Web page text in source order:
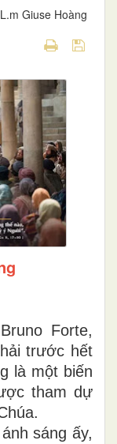
L.m Giuse Hoàng
Forte,
trước hết
là một biến
tham dự
sáng ấy,